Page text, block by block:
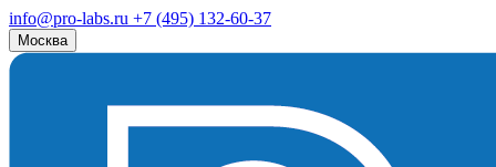
info@pro-labs.ru +7 (495) 132-60-37
Москва